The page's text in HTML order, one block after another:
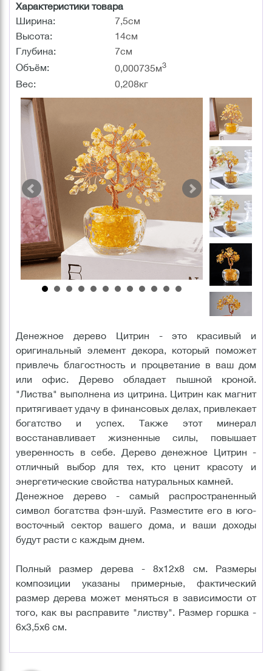
Характеристики товара
Ширина:
7,5см
Высота:
14см
Глубина:
7см
Объём:
0,000735м3
Вес: 0,208кг
Денежное дерево Цитрин - это красивый и
оригинальный элемент декора, который поможет
привлечь благостность и процветание в ваш дом
или офис. Дерево обладает пышной кроной.
"Листва" выполнена из цитрина. Цитрин как магнит
притягивает удачу в финансовых делах, привлекает
богатство и успех. Также этот минерал
восстанавливает жизненные силы, повышает
уверенность в себе. Дерево денежное Цитрин -
отличный выбор для тех, кто ценит красоту и
энергетические свойства натуральных камней.
Денежное дерево - самый распространенный
символ богатства фэн-шуй. Разместите его в юго-
восточный сектор вашего дома, и ваши доходы
будут расти с каждым днем.
Полный размер дерева - 8х12х8 см. Размеры
композиции указаны примерные, фактический
размер дерева может меняться в зависимости от
того, как вы расправите "листву". Размер горшка -
6х3,5х6 см.